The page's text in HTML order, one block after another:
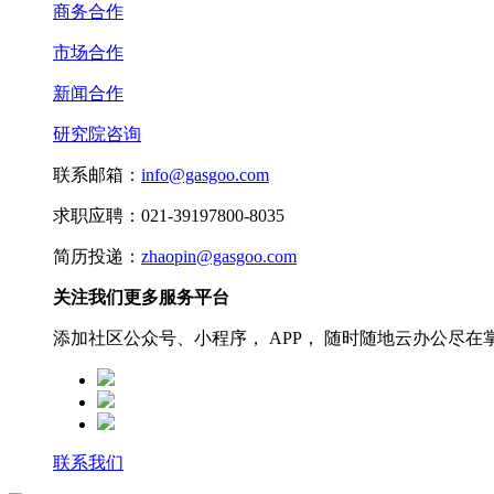
商务合作
市场合作
新闻合作
研究院咨询
联系邮箱： info@gasgoo.com
求职应聘：021-39197800-8035
简历投递： zhaopin@gasgoo.com
关注我们更多服务平台
添加社区公众号、小程序， APP， 随时随地云办公尽在
联系我们